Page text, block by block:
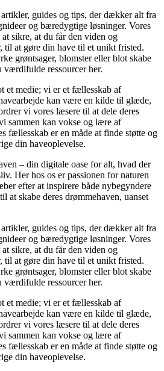
guides og tips, der dækker alt fra
og bæredygtige løsninger. Vores
sikre, at du får den viden og
til at gøre din have til et unikt fristed.
grøntsager, blomster eller blot skabe
værdifulde ressourcer her.
et medie; vi er et fællesskab af
kan være en kilde til glæde,
vi vores læsere til at dele deres
sammen kan vokse og lære af
fællesskab er en måde at finde støtte og
din haveoplevelse.
– din digitale oase for alt, hvad der
Her hos os er passionen for naturen
efter at inspirere både nybegyndere
at skabe deres drømmehaven, uanset
guides og tips, der dækker alt fra
og bæredygtige løsninger. Vores
sikre, at du får den viden og
til at gøre din have til et unikt fristed.
grøntsager, blomster eller blot skabe
værdifulde ressourcer her.
et medie; vi er et fællesskab af
kan være en kilde til glæde,
vi vores læsere til at dele deres
sammen kan vokse og lære af
fællesskab er en måde at finde støtte og
din haveoplevelse.